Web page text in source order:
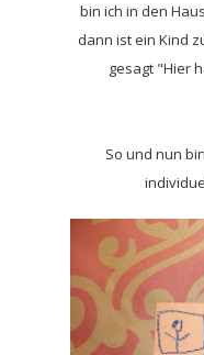
bin ich in den
dann ist ein Kind
gesagt "Hier
So und nun